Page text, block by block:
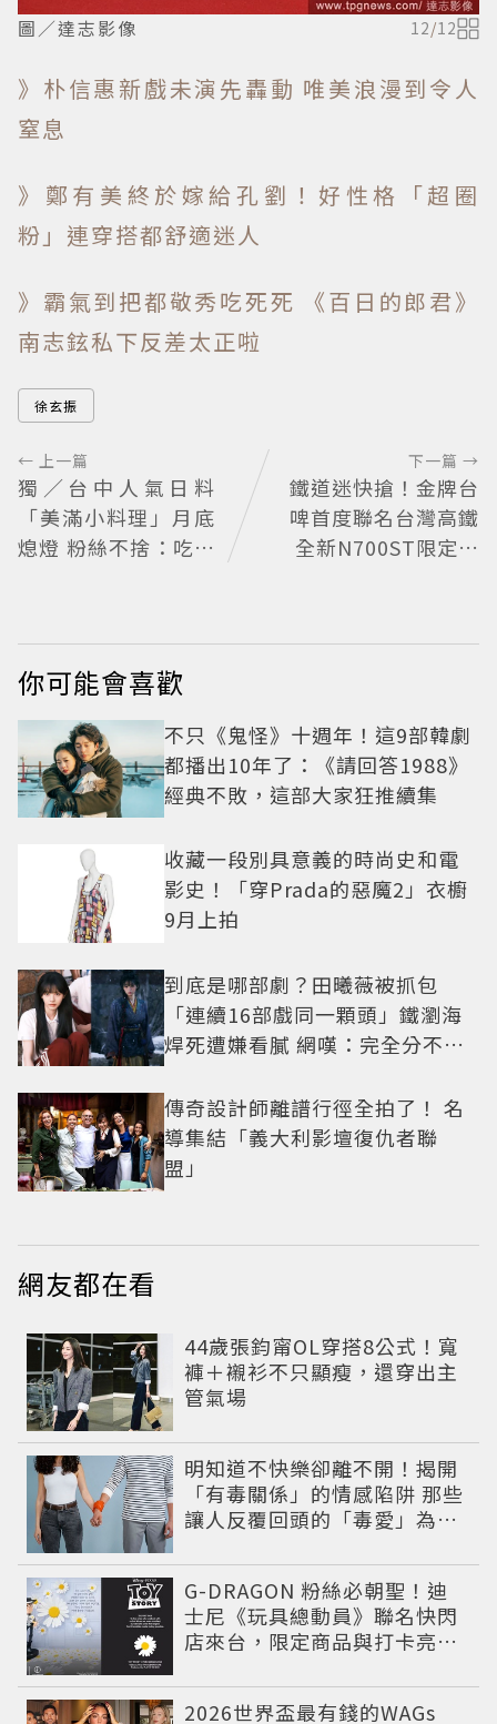
圖／達志影像 12/12
》朴信惠新戲未演先轟動 唯美浪漫到令人
窒息
》鄭有美終於嫁給孔劉！好性格「超圈
粉」連穿搭都舒適迷人
》霸氣到把都敬秀吃死死 《百日的郎君》
南志鉉私下反差太正啦
徐玄振
← 上一篇
獨／台中人氣日料
「美滿小料理」月底
熄燈 粉絲不捨：吃過
下一篇 →
鐵道迷快搶！金牌台
啤首度聯名台灣高鐵
全新N700ST限定罐
你可能會喜歡
不只《鬼怪》十週年！這9部韓劇
都播出10年了：《請回答1988》
經典不敗，這部大家狂推續集
收藏一段別具意義的時尚史和電
影史！「穿Prada的惡魔2」衣櫥
9月上拍
到底是哪部劇？田曦薇被抓包
「連續16部戲同一顆頭」鐵瀏海
焊死遭嫌看膩 網嘆：完全分不出
傳奇設計師離譜行徑全拍了！ 名
導集結「義大利影壇復仇者聯
盟」
網友都在看
44歲張鈞甯OL穿搭8公式！寬
褲＋襯衫不只顯瘦，還穿出主
管氣場
明知道不快樂卻離不開！揭開
「有毒關係」的情感陷阱 那些
讓人反覆回頭的「毒愛」為何
G-DRAGON 粉絲必朝聖！迪
士尼《玩具總動員》聯名快閃
店來台，限定商品與打卡亮點
2026世界盃最有錢的WAGs